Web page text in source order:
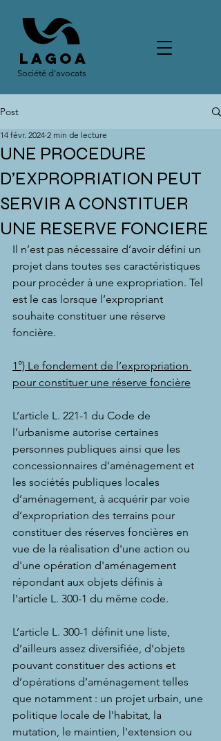
LAGOA
Société d'avocats
Post
UNE PROCEDURE
D’EXPROPRIATION PEUT
SERVIR A CONSTITUER
UNE RESERVE FONCIERE
14 févr. 2024 2 min de lecture
Il n’est pas nécessaire d’avoir défini un
projet dans toutes ses caractéristiques
pour procéder à une expropriation. Tel
est le cas lorsque l’expropriant
souhaite constituer une réserve
foncière.
1°) Le fondement de l’expropriation
pour constituer une réserve foncière
L’article L. 221-1 du Code de
l’urbanisme autorise certaines
personnes publiques ainsi que les
concessionnaires d’aménagement et
les sociétés publiques locales
d’aménagement, à acquérir par voie
d’expropriation des terrains pour
constituer des réserves foncières en
vue de la réalisation d'une action ou
d'une opération d'aménagement
répondant aux objets définis à
l'article L. 300-1 du même code.
L’article L. 300-1 définit une liste,
d’ailleurs assez diversifiée, d’objets
pouvant constituer des actions et
d’opérations d’aménagement telles
que notamment : un projet urbain, une
politique locale de l'habitat, la
mutation, le maintien, l'extension ou